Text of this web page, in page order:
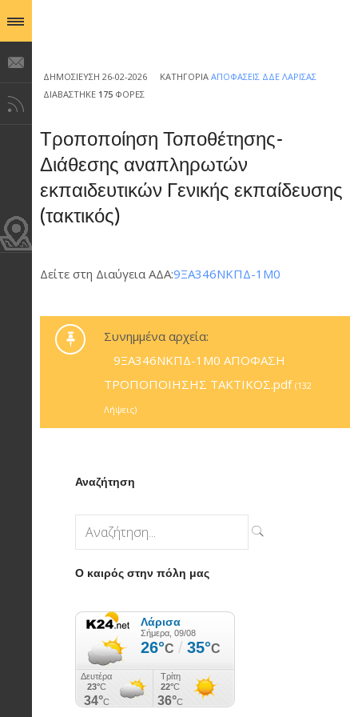
ΔΗΜΟΣΊΕΥΣΗ 26-02-2026 ΚΑΤΗΓΟΡΊΑ ΑΠΟΦΆΣΕΙΣ ΔΔΕ ΛΆΡΙΣΑΣ
ΔΙΑΒΆΣΤΗΚΕ 175 ΦΟΡΈΣ
Τροποποίηση Τοποθέτησης-
Διάθεσης αναπληρωτών
εκπαιδευτικών Γενικής εκπαίδευσης
(τακτικός)
Δείτε στη Διαύγεια ΑΔΑ:9ΞΑ346ΝΚΠΔ-1Μ0
Συνημμένα αρχεία:
9ΞΑ346ΝΚΠΔ-1Μ0 ΑΠΟΦΑΣΗ
ΤΡΟΠΟΠΟΙΗΣΗΣ ΤΑΚΤΙΚΟΣ.pdf (132
Λήψεις)
Αναζήτηση
Ο καιρός στην πόλη μας